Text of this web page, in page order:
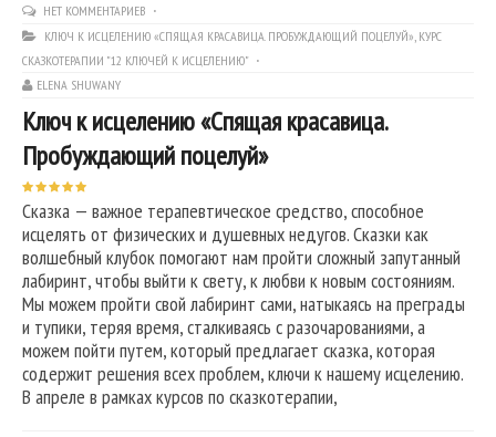
НЕТ КОММЕНТАРИЕВ
КЛЮЧ К ИСЦЕЛЕНИЮ «СПЯЩАЯ КРАСАВИЦА. ПРОБУЖДАЮЩИЙ ПОЦЕЛУЙ» КУРС
СКАЗКОТЕРАПИИ "12 КЛЮЧЕЙ К ИСЦЕЛЕНИЮ"
ELENA SHUWANY
Ключ к исцелению «Спящая красавица.
Пробуждающий поцелуй»
Сказка — важное терапевтическое средство, способное
исцелять от физических и душевных недугов. Сказки как
волшебный клубок помогают нам пройти сложный запутанный
лабиринт, чтобы выйти к свету, к любви к новым состояниям.
Мы можем пройти свой лабиринт сами, натыкаясь на преграды
и тупики, теряя время, сталкиваясь с разочарованиями, а
можем пойти путем, который предлагает сказка, которая
содержит решения всех проблем, ключи к нашему исцелению.
В апреле в рамках курсов по сказкотерапии,